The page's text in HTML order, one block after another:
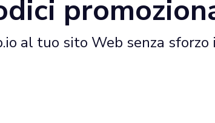
al tuo sito Web senza